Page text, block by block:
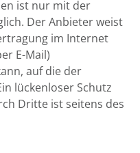
ist nur mit der
Der Anbieter weist
im Internet
E-Mail)
auf die der
lückenloser Schutz
Dritte ist seitens des